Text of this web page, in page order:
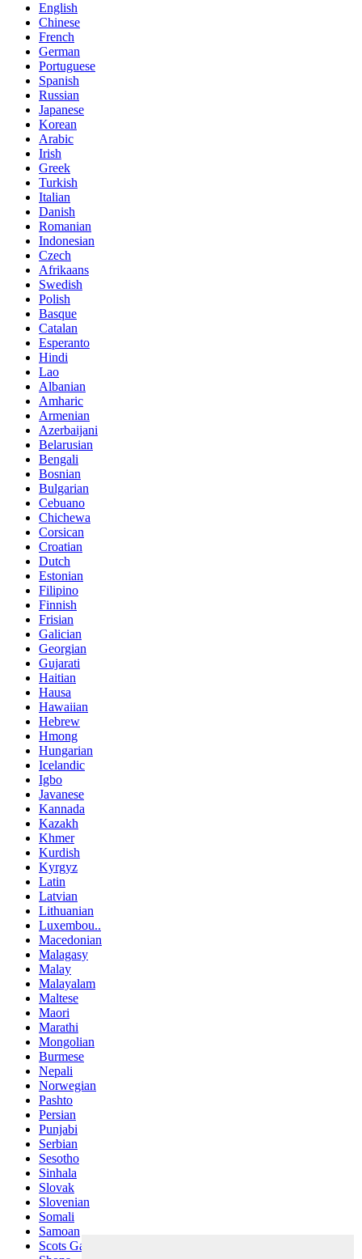
English
Chinese
French
German
Portuguese
Spanish
Russian
Japanese
Korean
Arabic
Irish
Greek
Turkish
Italian
Danish
Romanian
Indonesian
Czech
Afrikaans
Swedish
Polish
Basque
Catalan
Esperanto
Hindi
Lao
Albanian
Amharic
Armenian
Azerbaijani
Belarusian
Bengali
Bosnian
Bulgarian
Cebuano
Chichewa
Corsican
Croatian
Dutch
Estonian
Filipino
Finnish
Frisian
Galician
Georgian
Gujarati
Haitian
Hausa
Hawaiian
Hebrew
Hmong
Hungarian
Icelandic
Igbo
Javanese
Kannada
Kazakh
Khmer
Kurdish
Kyrgyz
Latin
Latvian
Lithuanian
Luxembou..
Macedonian
Malagasy
Malay
Malayalam
Maltese
Maori
Marathi
Mongolian
Burmese
Nepali
Norwegian
Pashto
Persian
Punjabi
Serbian
Sesotho
Sinhala
Slovak
Slovenian
Somali
Samoan
Scots Gaelic